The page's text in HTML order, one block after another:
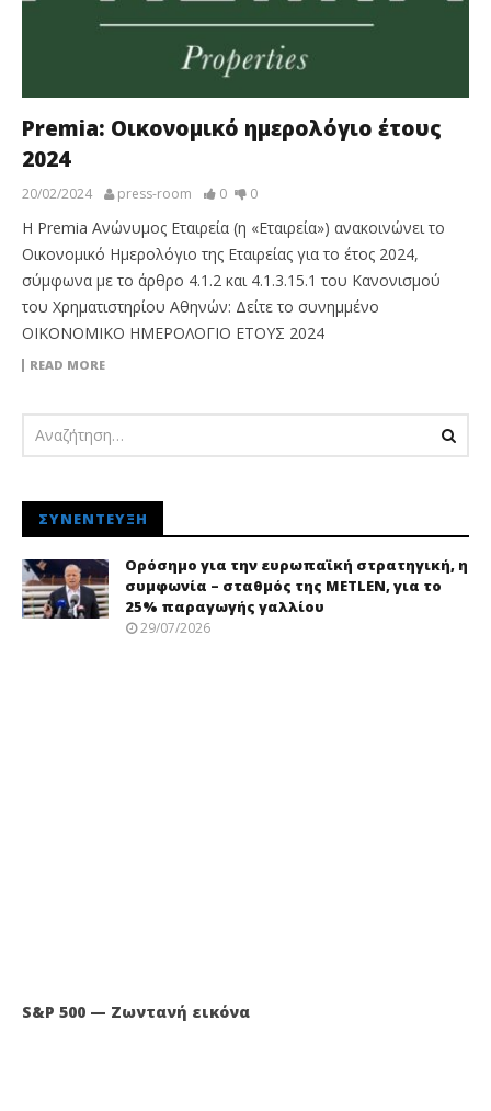
Premia: Οικονομικό ημερολόγιο έτους
2024
20/02/2024 press-room 0 0
Η Premia Ανώνυμος Εταιρεία (η «Εταιρεία») ανακοινώνει το
Οικονομικό Ημερολόγιο της Εταιρείας για το έτος 2024,
σύμφωνα με το άρθρο 4.1.2 και 4.1.3.15.1 του Κανονισμού
του Χρηματιστηρίου Αθηνών: Δείτε το συνημμένο
ΟΙΚΟΝΟΜΙΚΟ ΗΜΕΡΟΛΟΓΙΟ ΕΤΟΥΣ 2024
READ MORE
ΣΥΝΈΝΤΕΥΞΗ
Ορόσημο για την ευρωπαϊκή στρατηγική, η
συμφωνία – σταθμός της METLEN, για το
25% παραγωγής γαλλίου
29/07/2026
S&P 500 — Ζωντανή εικόνα